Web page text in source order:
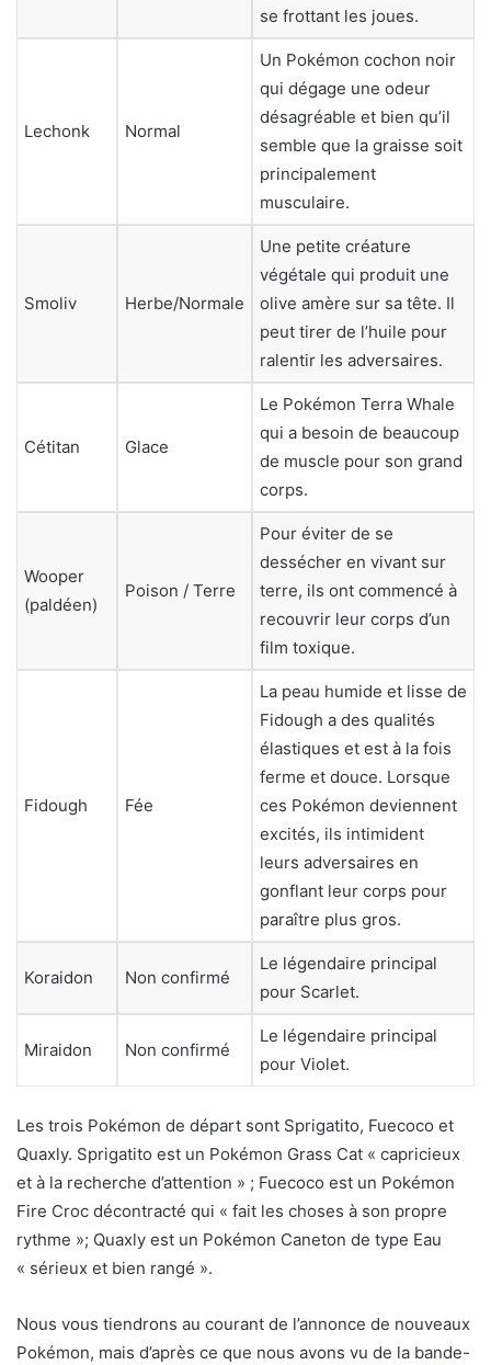
se frottant les joues.
Lechonk Normal
Un Pokémon cochon noir
qui dégage une odeur
désagréable et bien qu’il
semble que la graisse soit
principalement
musculaire.
Smoliv Herbe/Normale
Une petite créature
végétale qui produit une
olive amère sur sa tête. Il
peut tirer de l’huile pour
ralentir les adversaires.
Cétitan Glace
Le Pokémon Terra Whale
qui a besoin de beaucoup
de muscle pour son grand
corps.
Wooper
(paldéen)
Poison / Terre
Pour éviter de se
dessécher en vivant sur
terre, ils ont commencé à
recouvrir leur corps d’un
film toxique.
Fidough Fée
La peau humide et lisse de
Fidough a des qualités
élastiques et est à la fois
ferme et douce. Lorsque
ces Pokémon deviennent
excités, ils intimident
leurs adversaires en
gonflant leur corps pour
paraître plus gros.
Koraidon Non confirmé
Le légendaire principal
pour Scarlet.
Miraidon Non confirmé
Le légendaire principal
pour Violet.
Les trois Pokémon de départ sont Sprigatito, Fuecoco et
Quaxly. Sprigatito est un Pokémon Grass Cat « capricieux
et à la recherche d’attention » ; Fuecoco est un Pokémon
Fire Croc décontracté qui « fait les choses à son propre
rythme »; Quaxly est un Pokémon Caneton de type Eau
« sérieux et bien rangé ».
Nous vous tiendrons au courant de l’annonce de nouveaux
Pokémon, mais d’après ce que nous avons vu de la bande-